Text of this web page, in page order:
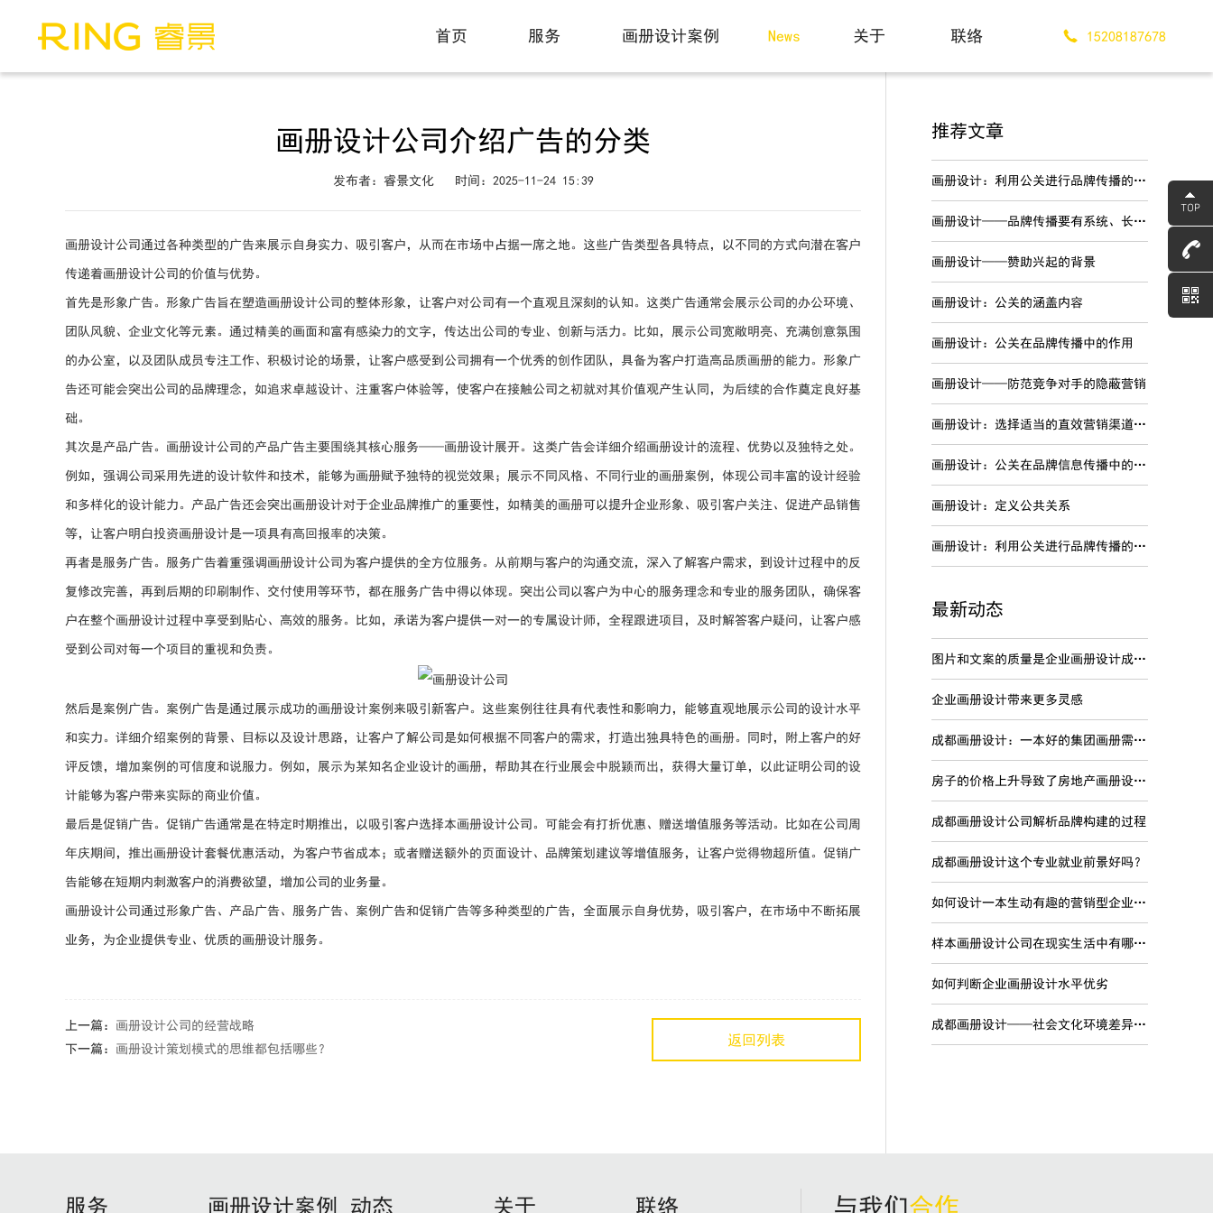
15208187678
首页
服务
画册设计案例
News
关于
联络
画册设计公司介绍广告的分类
发布者：睿景文化 时间：2025-11-24 15:39
画册设计公司通过各种类型的广告来展示自身实力、吸引客户，从而在市场中占据一席之地。这些广告类型各具特点，以不同的方式向潜在客户
传递着画册设计公司的价值与优势。
首先是形象广告。形象广告旨在塑造画册设计公司的整体形象，让客户对公司有一个直观且深刻的认知。这类广告通常会展示公司的办公环境、
团队风貌、企业文化等元素。通过精美的画面和富有感染力的文字，传达出公司的专业、创新与活力。比如，展示公司宽敞明亮、充满创意氛围
的办公室，以及团队成员专注工作、积极讨论的场景，让客户感受到公司拥有一个优秀的创作团队，具备为客户打造高品质画册的能力。形象广
告还可能会突出公司的品牌理念，如追求卓越设计、注重客户体验等，使客户在接触公司之初就对其价值观产生认同，为后续的合作奠定良好基
础。
其次是产品广告。画册设计公司的产品广告主要围绕其核心服务——画册设计展开。这类广告会详细介绍画册设计的流程、优势以及独特之处。
例如，强调公司采用先进的设计软件和技术，能够为画册赋予独特的视觉效果；展示不同风格、不同行业的画册案例，体现公司丰富的设计经验
和多样化的设计能力。产品广告还会突出画册设计对于企业品牌推广的重要性，如精美的画册可以提升企业形象、吸引客户关注、促进产品销售
等，让客户明白投资画册设计是一项具有高回报率的决策。
再者是服务广告。服务广告着重强调画册设计公司为客户提供的全方位服务。从前期与客户的沟通交流，深入了解客户需求，到设计过程中的反
复修改完善，再到后期的印刷制作、交付使用等环节，都在服务广告中得以体现。突出公司以客户为中心的服务理念和专业的服务团队，确保客
户在整个画册设计过程中享受到贴心、高效的服务。比如，承诺为客户提供一对一的专属设计师，全程跟进项目，及时解答客户疑问，让客户感
受到公司对每一个项目的重视和负责。
然后是案例广告。案例广告是通过展示成功的画册设计案例来吸引新客户。这些案例往往具有代表性和影响力，能够直观地展示公司的设计水平
和实力。详细介绍案例的背景、目标以及设计思路，让客户了解公司是如何根据不同客户的需求，打造出独具特色的画册。同时，附上客户的好
评反馈，增加案例的可信度和说服力。例如，展示为某知名企业设计的画册，帮助其在行业展会中脱颖而出，获得大量订单，以此证明公司的设
计能够为客户带来实际的商业价值。
最后是促销广告。促销广告通常是在特定时期推出，以吸引客户选择本画册设计公司。可能会有打折优惠、赠送增值服务等活动。比如在公司周
年庆期间，推出画册设计套餐优惠活动，为客户节省成本；或者赠送额外的页面设计、品牌策划建议等增值服务，让客户觉得物超所值。促销广
告能够在短期内刺激客户的消费欲望，增加公司的业务量。
画册设计公司通过形象广告、产品广告、服务广告、案例广告和促销广告等多种类型的广告，全面展示自身优势，吸引客户，在市场中不断拓展
业务，为企业提供专业、优质的画册设计服务。
上一篇： 画册设计公司的经营战略
下一篇： 画册设计策划模式的思维都包括哪些？
返回列表
推荐文章
画册设计：利用公关进行品牌传播的优势
画册设计——品牌传播要有系统、长期的战略规划
画册设计——赞助兴起的背景
画册设计：公关的涵盖内容
画册设计：公关在品牌传播中的作用
画册设计——防范竞争对手的隐蔽营销
画册设计：选择适当的直效营销渠道进行品牌传播
画册设计：公关在品牌信息传播中的特点
画册设计：定义公共关系
画册设计：利用公关进行品牌传播的劣势
最新动态
图片和文案的质量是企业画册设计成功关键
企业画册设计带来更多灵感
成都画册设计：一本好的集团画册需要内容准确
房子的价格上升导致了房地产画册设计变得非常的火爆吗？
成都画册设计公司解析品牌构建的过程
成都画册设计这个专业就业前景好吗？
如何设计一本生动有趣的营销型企业宣传画册
样本画册设计公司在现实生活中有哪些现实意义？
如何判断企业画册设计水平优劣
成都画册设计——社会文化环境差异对品牌国际化的影响
服务 画册设计案例 动态 关于 联络 与我们合作